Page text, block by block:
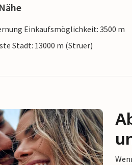
Einkaufsmöglichkeit: 3500 m
Stadt: 13000 m (Struer)